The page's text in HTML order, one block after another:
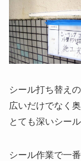
シール打ち替え
広いだけでなく
とても深いシー
シール作業で一